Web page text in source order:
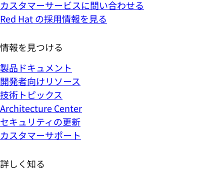
カスタマーサービスに問い合わせる
Red Hat の採用情報を見る
情報を見つける
製品ドキュメント
開発者向けリソース
技術トピックス
Architecture Center
セキュリティの更新
カスタマーサポート
詳しく知る